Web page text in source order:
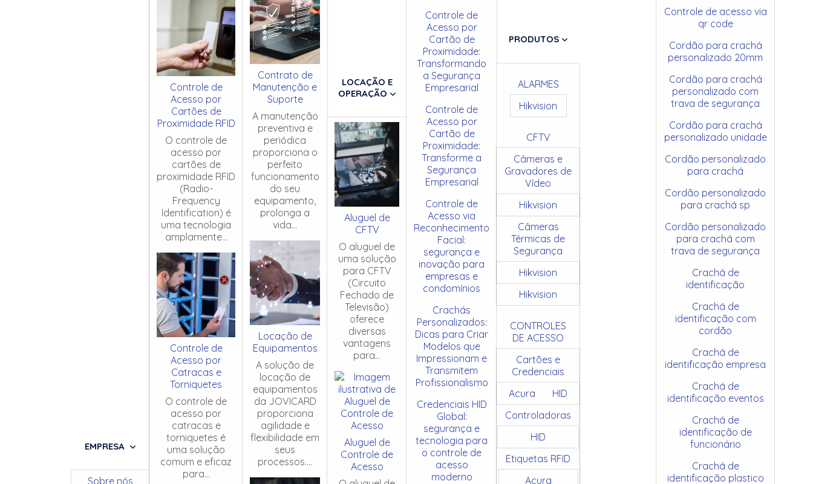
EMPRESA
Sobre nós
Controle de
Acesso por
Cartões de
Proximidade RFID
O controle de
acesso por
cartões de
proximidade RFID
(Radio-
Frequency
Identification) é
uma tecnologia
amplamente...
Controle de
Acesso por
Catracas e
Torniquetes
O controle de
acesso por
catracas e
torniquetes é
uma solução
comum e eficaz
para...
Contrato de
Manutenção e
Suporte
A manutenção
preventiva e
periódica
proporciona o
perfeito
funcionamento
do seu
equipamento,
prolonga a
vida...
Locação de
Equipamentos
A solução de
locação de
equipamentos
da JOVICARD
proporciona
agilidade e
flexibilidade em
seus
processos....
LOCAÇÃO E
OPERAÇÃO
Aluguel de
CFTV
O aluguel de
uma solução
para CFTV
(Circuito
Fechado de
Televisão)
oferece
diversas
vantagens
para...
Aluguel de
Controle de
Acesso
Controle de
Acesso por
Cartão de
Proximidade:
Transformando
a Segurança
Empresarial
Controle de
Acesso por
Cartão de
Proximidade:
Transforme a
Segurança
Empresarial
Controle de
Acesso via
Reconhecimento
Facial:
segurança e
inovação para
empresas e
condomínios
Crachás
Personalizados:
Dicas para Criar
Modelos que
Impressionam e
Transmitem
Profissionalismo
Credenciais HID
Global:
segurança e
tecnologia para
o controle de
acesso
moderno
PRODUTOS
ALARMES
Hikvision
CFTV
Câmeras e
Gravadores de
Vídeo
Hikvision
Câmeras
Térmicas de
Segurança
Hikvision
Hikvision
CONTROLES
DE ACESSO
Cartões e
Credenciais
Acura
HID
Controladoras
HID
Etiquetas RFID
Acura
Controle de acesso via
qr code
Cordão para crachá
personalizado 20mm
Cordão para crachá
personalizado com
trava de segurança
Cordão para crachá
personalizado unidade
Cordão personalizado
para crachá
Cordão personalizado
para crachá sp
Cordão personalizado
para crachá com
trava de segurança
Crachá de
identificação
Crachá de
identificação com
cordão
Crachá de
identificação empresa
Crachá de
identificação eventos
Crachá de
identificação de
funcionário
Crachá de
identificação plastico